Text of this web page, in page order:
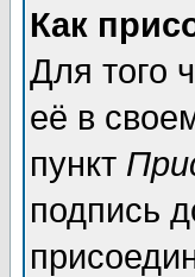
Как
Для того
её в
пункт
подпись